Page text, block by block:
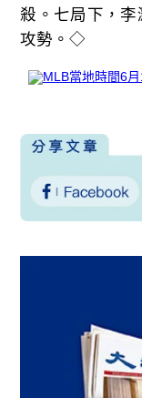
殺。七局下，
攻勢。◇